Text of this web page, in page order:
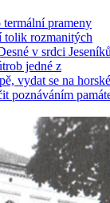
prameny
tolik rozmanitých
v srdci
jedné z
vydat se na horské
poznáváním